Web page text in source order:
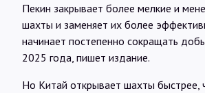
Пекин закрывает более мелкие и
шахты и заменяет их более
начинает постепенно сокращать
2025 года, пишет издание.
Но Китай открывает шахты быстрее,